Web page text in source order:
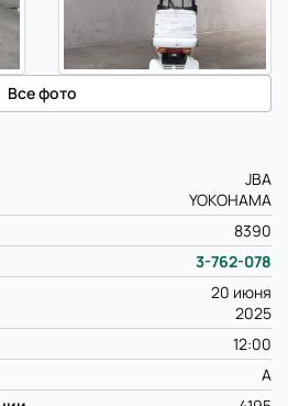
Все фото
JBA
YOKOHAMA
8390
3-762-078
20 июня
2025
12:00
A